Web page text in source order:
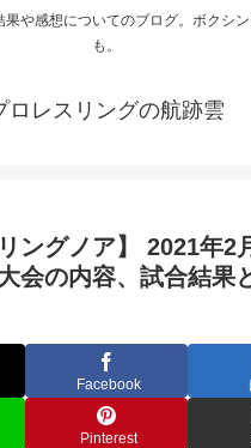
果や感想についてのブログ。ボクシ
も。
ロレスリングの航跡雲
ングノア】 2021年2
会の内容、試合結果
Facebook
Pinterest